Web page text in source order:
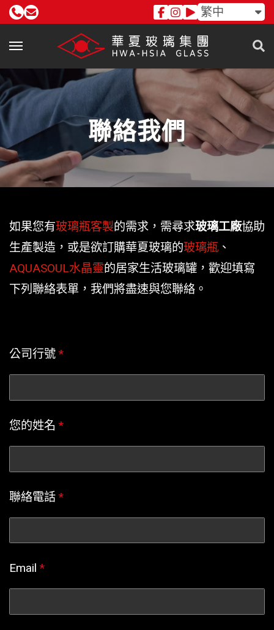
繁中
聯絡我們
如果您有玻璃瓶客製的需求，需尋求玻璃工廠協助
生產製造，或是欲訂購華夏玻璃的玻璃瓶 、
AQUASOUL水晶靈的居家生活玻璃罐，歡迎填寫
下列聯絡表單，我們將盡速與您聯絡。
公司行號 *
您的姓名 *
聯絡電話 *
Email *